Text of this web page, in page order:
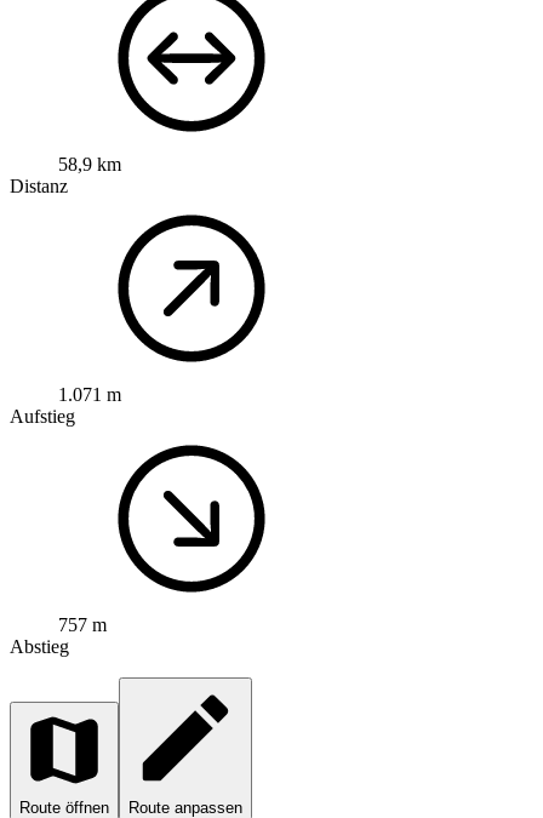
58,9 km
Distanz
1.071 m
Aufstieg
757 m
Abstieg
Route öffnen Route anpassen